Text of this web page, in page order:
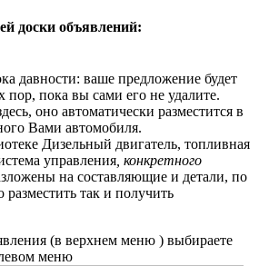
доски объявлений:
давности: ваше предложение будет
пор, пока вы сами его не удалите.
оно автоматически разместится в
Вами автомобиля.
Дизельный двигатель, топливная
управления , конкретного
на составляющие и детали, по
так и получить
(в верхнем меню ) выбираете
меню